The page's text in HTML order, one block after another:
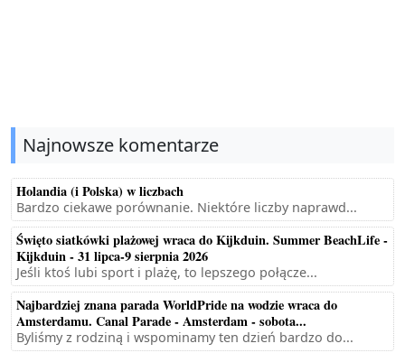
Najnowsze komentarze
Holandia (i Polska) w liczbach
Bardzo ciekawe porównanie. Niektóre liczby naprawd...
Święto siatkówki plażowej wraca do Kijkduin. Summer BeachLife -
Kijkduin - 31 lipca-9 sierpnia 2026
Jeśli ktoś lubi sport i plażę, to lepszego połącze...
Najbardziej znana parada WorldPride na wodzie wraca do
Amsterdamu. Canal Parade - Amsterdam - sobota...
Byliśmy z rodziną i wspominamy ten dzień bardzo do...